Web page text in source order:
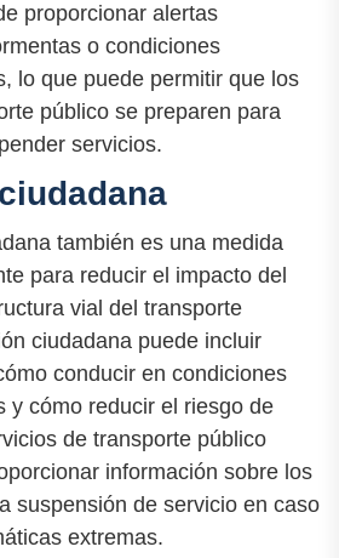
proporcionar alertas
o condiciones
lo que puede permitir que los
público se preparen para
servicios.
también es una medida
para reducir el impacto del
vial del transporte
ciudadana puede incluir
conducir en condiciones
y cómo reducir el riesgo de
de transporte público
información sobre los
suspensión de servicio en caso
extremas.